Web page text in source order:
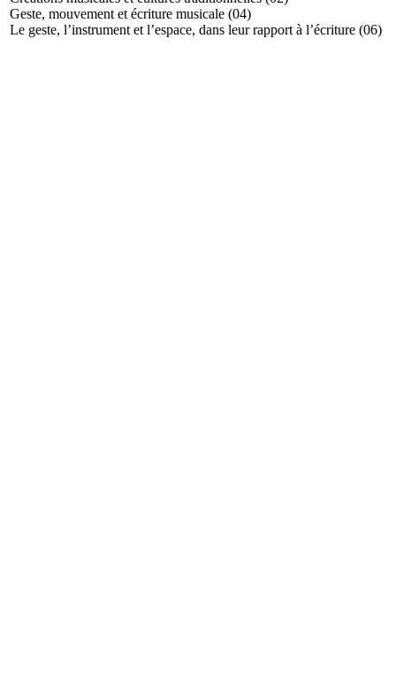
Geste, mouvement et écriture musicale (04)
Le geste, l’instrument et l’espace, dans leur rapport à l’écriture (06)